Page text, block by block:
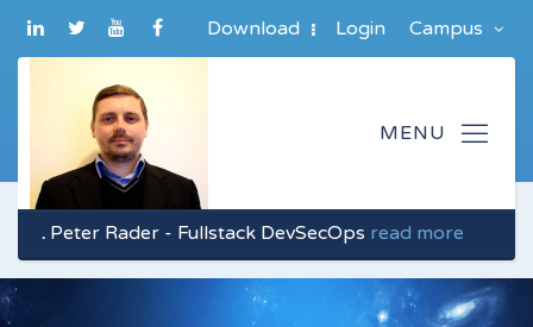
Campus
Download Login
. Peter Rader - Fullstack DevSecOps read more